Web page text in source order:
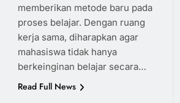
memberikan metode baru pada
proses belajar. Dengan ruang
kerja sama, diharapkan agar
mahasiswa tidak hanya
berkeinginan belajar secara…
Read Full News